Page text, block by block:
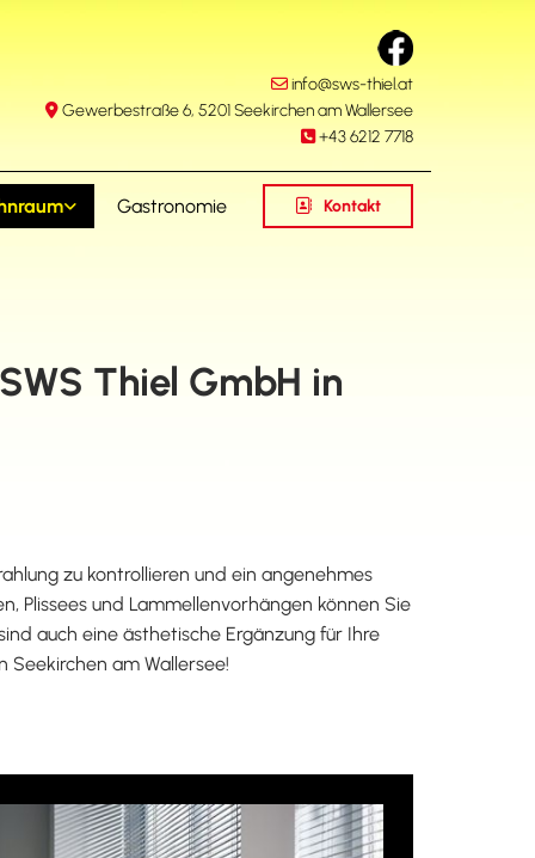
 info@sws-thiel.at
 Gewerbestraße 6, 5201 Seekirchen am Wallersee
 +43 6212 7718
Kontakt
Gastronomie
Thiel GmbH in
zu kontrollieren und ein angenehmes
Plissees und Lammellenvorhängen können Sie
auch eine ästhetische Ergänzung für Ihre
Seekirchen am Wallersee!